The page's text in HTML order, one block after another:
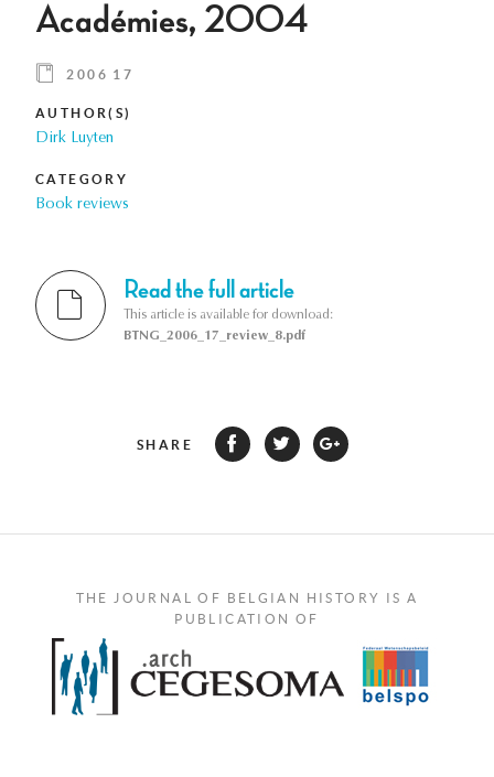
Académies, 2004
2006 17
AUTHOR(S)
Dirk Luyten
CATEGORY
Book reviews
Read the full article
This article is available for download:
BTNG_2006_17_review_8.pdf
SHARE
THE JOURNAL OF BELGIAN HISTORY IS A
PUBLICATION OF